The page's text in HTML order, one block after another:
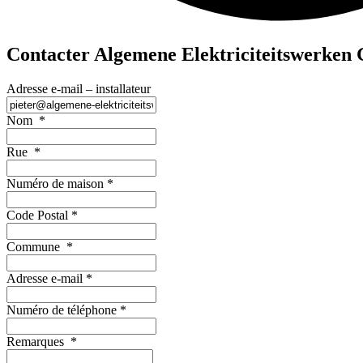
Contacter Algemene Elektriciteitswerken
Adresse e-mail – installateur
Nom *
Rue *
Numéro de maison *
Code Postal *
Commune *
Adresse e-mail *
Numéro de téléphone *
Remarques *